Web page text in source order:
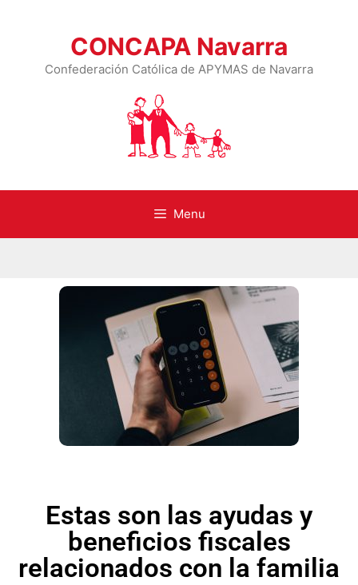
CONCAPA Navarra
Confederación Católica de APYMAS de Navarra
Menu
Estas son las ayudas y
beneficios fiscales
relacionados con la familia